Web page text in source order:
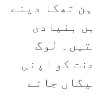
تھکا دینے
بنیادی
لوگ
کو اپنی
جاتے